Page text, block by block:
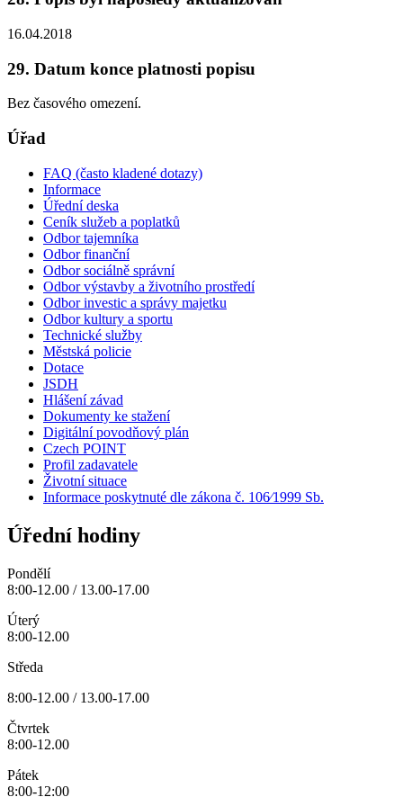
16.04.2018
29. Datum konce platnosti popisu
Bez časového omezení.
Úřad
FAQ (často kladené dotazy)
Informace
Úřední deska
Ceník služeb a poplatků
Odbor tajemníka
Odbor finanční
Odbor sociálně správní
Odbor výstavby a životního prostředí
Odbor investic a správy majetku
Odbor kultury a sportu
Technické služby
Městská policie
Dotace
JSDH
Hlášení závad
Dokumenty ke stažení
Digitální povodňový plán
Czech POINT
Profil zadavatele
Životní situace
Informace poskytnuté dle zákona č. 106⁄1999 Sb.
Úřední hodiny
Pondělí
8:00-12.00 / 13.00-17.00
Úterý
8:00-12.00
Středa
8:00-12.00 / 13.00-17.00
Čtvrtek
8:00-12.00
Pátek
8:00-12:00